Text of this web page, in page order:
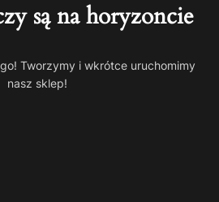
są na horyzoncie
Tworzymy i wkrótce uruchomimy
nasz sklep!